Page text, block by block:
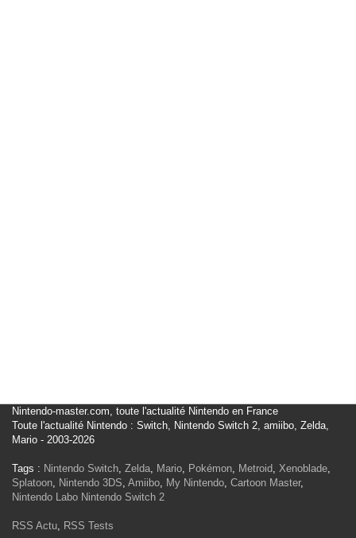
Nintendo-master.com, toute l'actualité Nintendo en France
Toute l'actualité Nintendo : Switch, Nintendo Switch 2, amiibo, Zelda,
Mario - 2003-2026
Tags : Nintendo Switch, Zelda, Mario, Pokémon, Metroid, Xenoblade,
Splatoon, Nintendo 3DS, Amiibo, My Nintendo, Cartoon Master,
Nintendo Labo Nintendo Switch 2
RSS Actu, RSS Tests